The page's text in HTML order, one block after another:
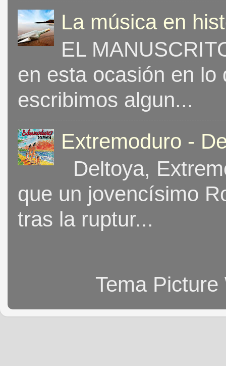
La música en
EL
en esta ocasión en
escribimos algun...
Extremoduro -
Deltoya,
que un jovencísimo
tras la ruptur...
Tema